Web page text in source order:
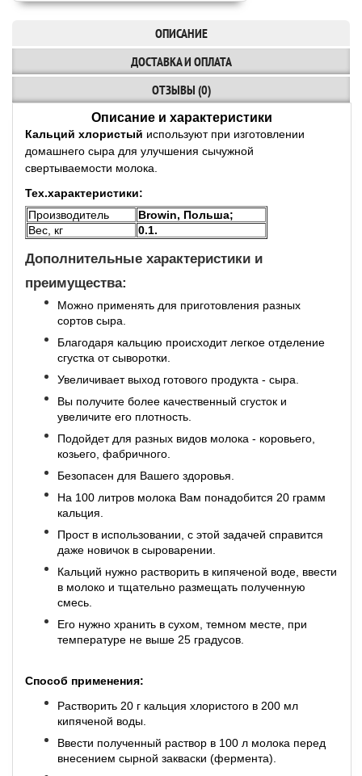
ОПИСАНИЕ
ДОСТАВКА И ОПЛАТА
ОТЗЫВЫ (0)
Описание и характеристики
Кальций хлористый используют при изготовлении
домашнего сыра для улучшения сычужной
свертываемости молока.
Тех.характеристики:
Производитель
Browin, Польша;
Вес, кг
0.1.
Дополнительные характеристики и
преимущества:
Можно применять для приготовления разных
сортов сыра.
Благодаря кальцию происходит легкое отделение
сгустка от сыворотки.
Увеличивает выход готового продукта - сыра.
Вы получите более качественный сгусток и
увеличите его плотность.
Подойдет для разных видов молока - коровьего,
козьего, фабричного.
Безопасен для Вашего здоровья.
На 100 литров молока Вам понадобится 20 грамм
кальция.
Прост в использовании, с этой задачей справится
даже новичок в сыроварении.
Кальций нужно растворить в кипяченой воде, ввести
в молоко и тщательно размещать полученную
смесь.
Его нужно хранить в сухом, темном месте, при
температуре не выше 25 градусов.
Способ применения:
Растворить 20 г кальция хлористого в 200 мл
кипяченой воды.
Ввести полученный раствор в 100 л молока перед
внесением сырной закваски (фермента).